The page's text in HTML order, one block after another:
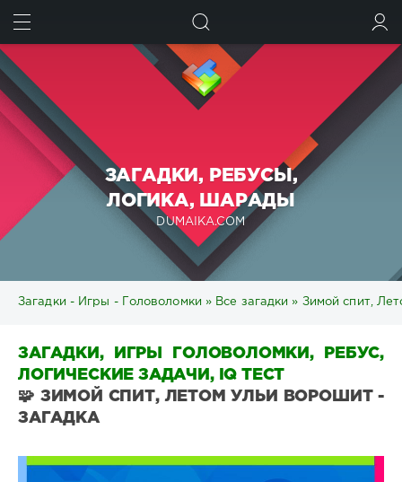
ЗАГАДКИ, РЕБУСЫ,
ЛОГИКА, ШАРАДЫ
DUMAIKA.COM
Загадки - Игры - Головоломки » Все загадки » Зимой спит,
ЗАГАДКИ, ИГРЫ ГОЛОВОЛОМКИ, РЕБУС,
ЛОГИЧЕСКИЕ ЗАДАЧИ, IQ ТЕСТ
🧩 ЗИМОЙ СПИТ, ЛЕТОМ УЛЬИ ВОРОШИТ -
ЗАГАДКА